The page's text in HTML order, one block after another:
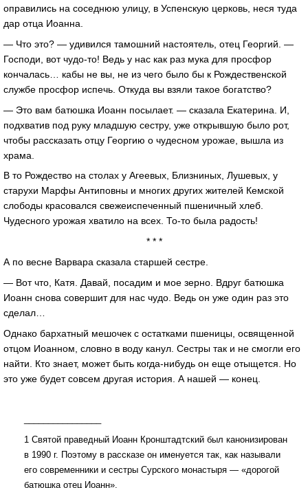
оправились на соседнюю улицу, в Успенскую церковь, неся туда
дар отца Иоанна.
— Что это? — удивился тамошний настоятель, отец Георгий. —
Господи, вот чудо-то! Ведь у нас как раз мука для просфор
кончалась… кабы не вы, не из чего было бы к Рождественской
службе просфор испечь. Откуда вы взяли такое богатство?
— Это вам батюшка Иоанн посылает. — сказала Екатерина. И,
подхватив под руку младшую сестру, уже открывшую было рот,
чтобы рассказать отцу Георгию о чудесном урожае, вышла из
храма.
В то Рождество на столах у Агеевых, Близниных, Лушевых, у
старухи Марфы Антиповны и многих других жителей Кемской
слободы красовался свежеиспеченный пшеничный хлеб.
Чудесного урожая хватило на всех. То-то была радость!
* * *
А по весне Варвара сказала старшей сестре.
— Вот что, Катя. Давай, посадим и мое зерно. Вдруг батюшка
Иоанн снова совершит для нас чудо. Ведь он уже один раз это
сделал…
Однако бархатный мешочек с остатками пшеницы, освященной
отцом Иоанном, словно в воду канул. Сестры так и не смогли его
найти. Кто знает, может быть когда-нибудь он еще отыщется. Но
это уже будет совсем другая история. А нашей — конец.
1 Святой праведный Иоанн Кронштадтский был канонизирован
в 1990 г. Поэтому в рассказе он именуется так, как называли
его современники и сестры Сурского монастыря — «дорогой
батюшка отец Иоанн».